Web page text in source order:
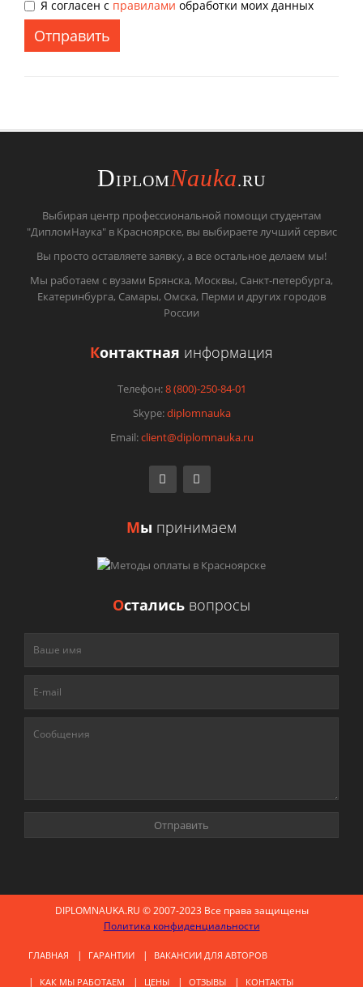
Я согласен с правилами обработки моих данных
Отправить
DIPLOMNauka.RU
Выбирая центр профессиональной помощи студентам
"ДипломНаука" в Красноярске, вы выбираете лучший сервис
Вы просто оставляете заявку, а все остальное делаем мы!
Мы работаем с вузами Брянска, Москвы, Санкт-петербурга,
Екатеринбурга, Самары, Омска, Перми и других городов
России
Контактная информация
Телефон:8 (800)-250-84-01
Skype:diplomnauka
Email:client@diplomnauka.ru
Мы принимаем
Остались вопросы
DIPLOMNAUKA.RU © 2007-2023 Все права защищены
Политика конфиденциальности
ГЛАВНАЯ ГАРАНТИИ ВАКАНСИИ ДЛЯ АВТОРОВ
КАК МЫ РАБОТАЕМ ЦЕНЫ ОТЗЫВЫ КОНТАКТЫ